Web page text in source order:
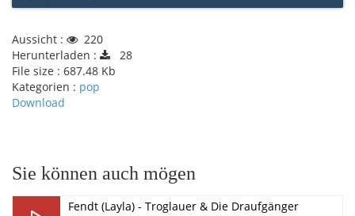
Play /
Aussicht :
220
Herunterladen :
28
File size : 687.48 Kb
Kategorien : pop
Download
Sie können auch mögen
Fendt (Layla) - Troglauer & Die Draufgänger